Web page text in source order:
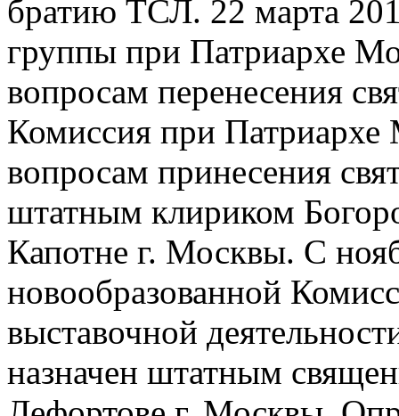
братию ТСЛ. 22 марта
группы при Патриархе
вопросам перенесения
Комиссия при Патриархе
вопросам принесения
штатным клириком
Капотне г. Москвы. С
новообразованной
выставочной
назначен штатным